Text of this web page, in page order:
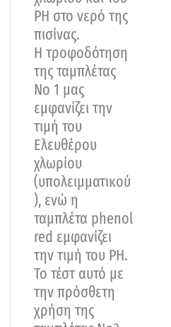
ΡΗ στο νερό της
πισίνας.
Η τροφοδότηση
της ταμπλέτας
Νο 1 μας
εμφανίζει την
τιμή του
Ελευθέρου
χλωρίου
(υπολειμματικού
), ενώ η
ταμπλέτα phenol
red εμφανίζει
την τιμή του ΡΗ.
Το τέστ αυτό με
την πρόσθετη
χρήση της